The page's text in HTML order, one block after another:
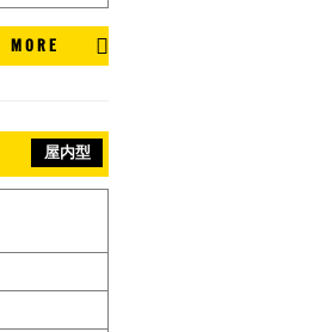
MORE
屋内型